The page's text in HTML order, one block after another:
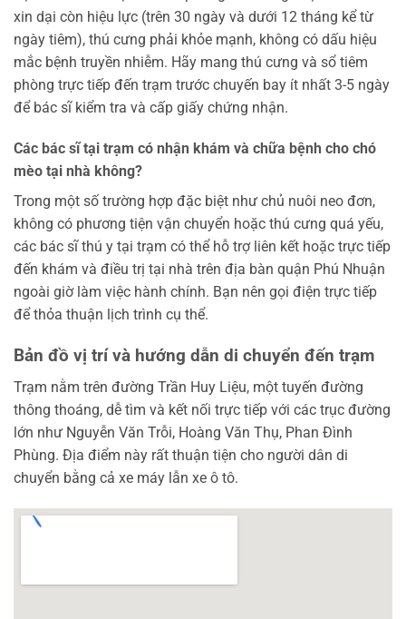
xin dại còn hiệu lực (trên 30 ngày và dưới 12 tháng kể từ
ngày tiêm), thú cưng phải khỏe mạnh, không có dấu hiệu
mắc bệnh truyền nhiễm. Hãy mang thú cưng và sổ tiêm
phòng trực tiếp đến trạm trước chuyến bay ít nhất 3-5 ngày
để bác sĩ kiểm tra và cấp giấy chứng nhận.
Các bác sĩ tại trạm có nhận khám và chữa bệnh cho chó
mèo tại nhà không?
Trong một số trường hợp đặc biệt như chủ nuôi neo đơn,
không có phương tiện vận chuyển hoặc thú cưng quá yếu,
các bác sĩ thú y tại trạm có thể hỗ trợ liên kết hoặc trực tiếp
đến khám và điều trị tại nhà trên địa bàn quận Phú Nhuận
ngoài giờ làm việc hành chính. Bạn nên gọi điện trực tiếp
để thỏa thuận lịch trình cụ thể.
Bản đồ vị trí và hướng dẫn di chuyển đến trạm
Trạm nằm trên đường Trần Huy Liệu, một tuyến đường
thông thoáng, dễ tìm và kết nối trực tiếp với các trục đường
lớn như Nguyễn Văn Trỗi, Hoàng Văn Thụ, Phan Đình
Phùng. Địa điểm này rất thuận tiện cho người dân di
chuyển bằng cả xe máy lẫn xe ô tô.